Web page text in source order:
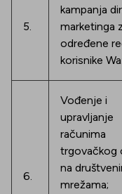
5.
kampanja
marketinga
određene
korisnike
6.
Vođenje i
upravljanje
računima
trgovačkog
na
mrežama;